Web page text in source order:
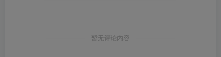
暂无评论内容